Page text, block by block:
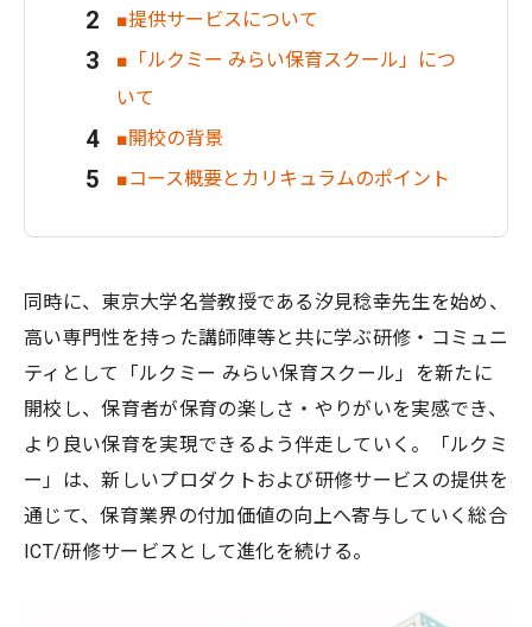
■提供サービスについて
■「ルクミー みらい保育スクール」につ
いて
■開校の背景
■コース概要とカリキュラムのポイント
同時に、東京大学名誉教授である汐見稔幸先生を始め、
高い専門性を持った講師陣等と共に学ぶ研修・コミュニ
ティとして「ルクミー みらい保育スクール」を新たに
開校し、保育者が保育の楽しさ・やりがいを実感でき、
より良い保育を実現できるよう伴走していく。「ルクミ
ー」は、新しいプロダクトおよび研修サービスの提供を
通じて、保育業界の付加価値の向上へ寄与していく総合
ICT/研修サービスとして進化を続ける。